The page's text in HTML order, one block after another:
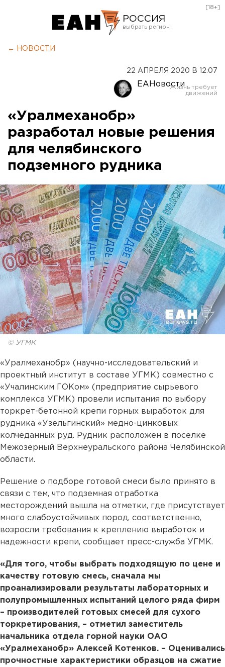
РОССИЯ
Оренбург
[18+]
← НОВОСТИ
22 АПРЕЛЯ 2020 В 12:07
ЕАНовости
«Уралмеханобр»
разработал новые решения
для челябинского
подземного рудника
© УГМК
«Уралмеханобр» (научно-исследовательский и
проектный институт в составе УГМК) совместно с
«Учалинским ГОКом» (предприятие сырьевого
комплекса УГМК) провели испытания по выбору
торкрет-бетонной крепи горных выработок для
рудника «Узельгинский» медно-цинковых
колчеданных руд. Рудник расположен в поселке
Межозерный Верхнеуральского района Челябинской
области.
Решение о подборе готовой смеси было принято в
связи с тем, что подземная отработка
месторождений вышла на отметки, где присутствует
много слабоустойчивых пород, соответственно,
возросли требования к креплению выработок и
надежности крепи, сообщает пресс-служба УГМК.
«Для того, чтобы выбрать подходящую по цене и
качеству готовую смесь, сначала мы
проанализировали результаты лабораторных и
полупромышленных испытаний целого ряда фирм
– производителей готовых смесей для сухого
торкретирования, – отметил заместитель
начальника отдела горной науки ОАО
«Уралмеханобр» Алексей Котенков. – Оценивались
прочностные характеристики образцов на сжатие